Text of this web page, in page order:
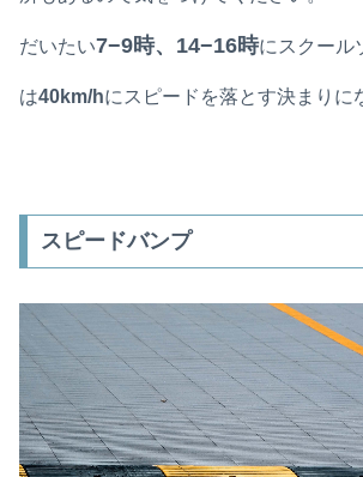
だいたい7−9時、14−16時にスクール
は40km/hにスピードを落とす決まりに
スピードバンプ